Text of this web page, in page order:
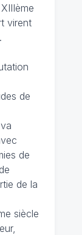
virent
de
de
de la
siècle